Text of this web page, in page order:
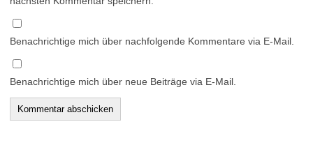
Benachrichtige mich über nachfolgende Kommentare via E-Mail.
Benachrichtige mich über neue Beiträge via E-Mail.